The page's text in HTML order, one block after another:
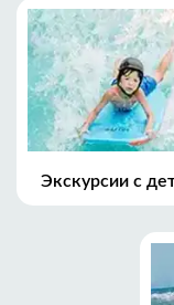
Экскурсии с